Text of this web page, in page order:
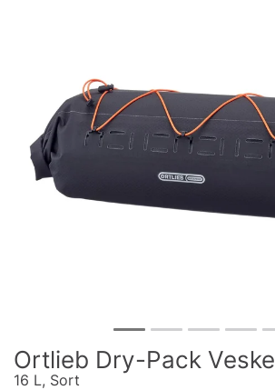
Ortlieb Dry-Pack Veske
16 L, Sort